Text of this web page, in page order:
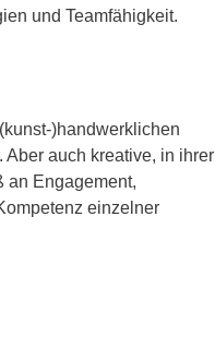
und Teamfähigkeit.
)handwerklichen
auch kreative, in ihrer
an Engagement,
einzelner